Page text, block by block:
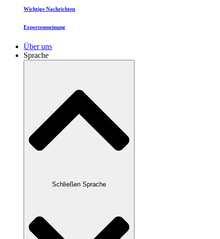
Wichtige Nachrichten
Expertenmeinung
Über uns
Sprache
Schließen Sprache